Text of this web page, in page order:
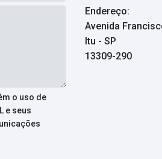
o uso de
e seus
Endereço:
Avenida
Itu - SP
13309-290